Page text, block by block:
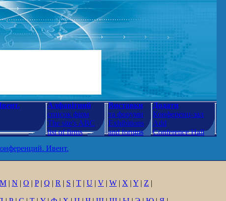
Алфавітний
список фірм
The site's ABC
list of firms
Виставки
та форуми
Exhibitions
and forums
Додати
Конференц-зал
Add
Conference Hall
Ивент.
M | N | O | P| Q | R | S | T | U | V | W | X | Y | Z |